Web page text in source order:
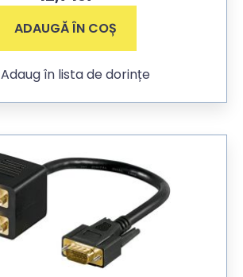
ADAUGĂ ÎN COȘ
Adaug în lista de dorințe